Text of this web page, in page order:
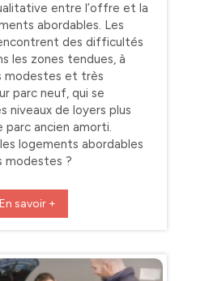
entre l’offre et la
abordables. Les
des difficultés
les zones tendues, à
modestes et très
parc neuf, qui se
niveaux de loyers plus
parc ancien amorti.
logements abordables
modestes ?
En savoir +